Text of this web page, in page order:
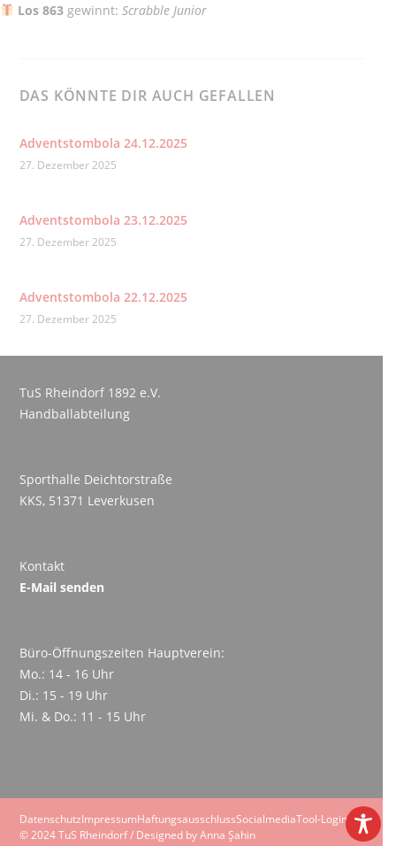
Los 863gewinnt: Scrabble Junior
DAS KÖNNTE DIR AUCH GEFALLEN
Adventstombola 24.12.2025
27. Dezember 2025
Adventstombola 23.12.2025
27. Dezember 2025
Adventstombola 22.12.2025
27. Dezember 2025
TuS Rheindorf 1892 e.V.
Handballabteilung
Sporthalle Deichtorstraße
KKS, 51371 Leverkusen
Kontakt
E-Mail senden
Büro-Öffnungszeiten Hauptverein:
Mo.: 14 - 16 Uhr
Di.: 15 - 19 Uhr
Mi. & Do.: 11 - 15 Uhr
DatenschutzImpressumHaftungsausschlussSocialmediaTool-Login
© 2024 TuS Rheindorf / Designed by Anna Şahin